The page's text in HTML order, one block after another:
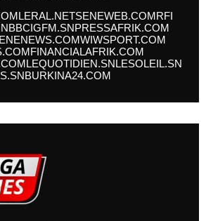
LERAL.NETSENEWEB.COMRFI
BBCIGFM.SNPRESSAFRIK.COM
WIWSPORT.COM
FINANCIALAFRIK.COM
LEQUOTIDIEN.SNLESOLEIL.SN
BURKINA24.COM